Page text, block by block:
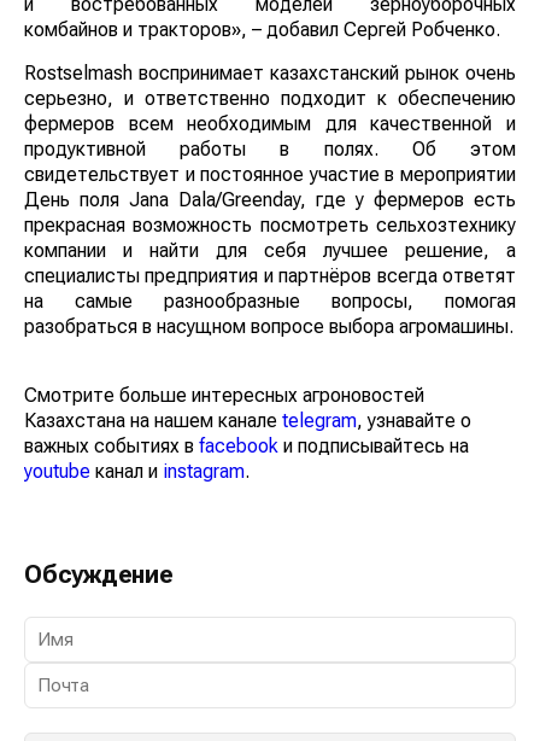
и востребованных моделей зерноуборочных
комбайнов и тракторов», – добавил Сергей Робченко.
Rostselmash воспринимает казахстанский рынок очень
серьезно, и ответственно подходит к обеспечению
фермеров всем необходимым для качественной и
продуктивной работы в полях. Об этом
свидетельствует и постоянное участие в мероприятии
День поля Jana Dala/Greenday, где у фермеров есть
прекрасная возможность посмотреть сельхозтехнику
компании и найти для себя лучшее решение, а
специалисты предприятия и партнёров всегда ответят
на самые разнообразные вопросы, помогая
разобраться в насущном вопросе выбора агромашины.
Смотрите больше интересных агроновостей
Казахстана на нашем канале telegram, узнавайте о
важных событиях в facebook и подписывайтесь на
youtube канал и instagram.
Обсуждение